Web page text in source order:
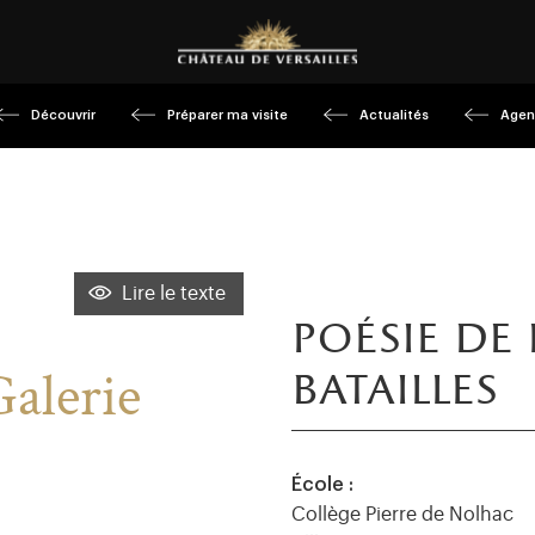
Découvrir Préparer ma visite Actualités
Lire le texte
poésie
batailles
École :
Collège Pierre de Nolhac